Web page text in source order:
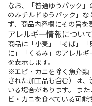
なお、「普通ゆうパック
のみチルドゆうパック」
ず、商品内容欄にその旨を
アレルギー情報について
商品に「小麦」「そば」
に」「くるみ」のアレル
を表示します。
※エビ・カニを除く魚介類
された加工品も含む）は
いる場合があります。 ま
ビ・カニを食べている可能